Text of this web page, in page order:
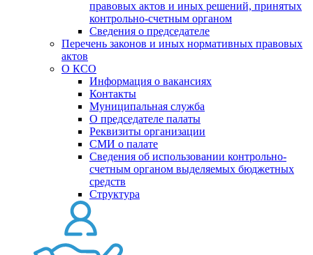
правовых актов и иных решений, принятых
контрольно-счетным органом
Сведения о председателе
Перечень законов и иных нормативных правовых
актов
О КСО
Информация о вакансиях
Контакты
Муниципальная служба
О председателе палаты
Реквизиты организации
СМИ о палате
Сведения об использовании контрольно-
счетным органом выделяемых бюджетных
средств
Структура